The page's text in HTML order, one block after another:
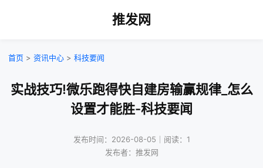
推发网
首页 > 资讯中心 > 科技要闻
实战技巧!微乐跑得快自建房输赢规律_怎么
设置才能胜-科技要闻
发布时间：2026-08-05｜阅读：1
发布者：推发网